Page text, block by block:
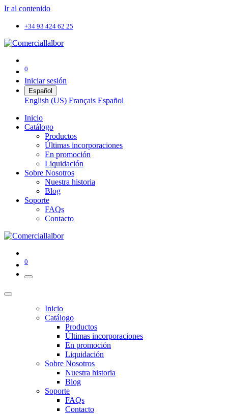
Ir al contenido
+34 93 424 62 25
0
Iniciar sesión
Español
English (US) Français Español
Inicio
Catálogo
Productos
Últimas incorporaciones
En promoción
Liquidación
Sobre Nosotros
Nuestra historia
Blog
Soporte
FAQs
Contacto
0
Inicio
Catálogo
Productos
Últimas incorporaciones
En promoción
Liquidación
Sobre Nosotros
Nuestra historia
Blog
Soporte
FAQs
Contacto